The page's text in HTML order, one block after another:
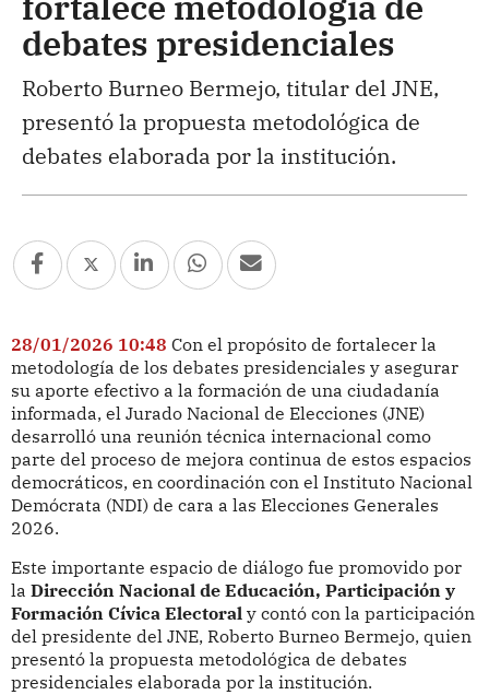
debates presidenciales
Roberto Burneo Bermejo, titular del JNE,
presentó la propuesta metodológica de
debates elaborada por la institución.
28/01/2026 10:48 Con el propósito de fortalecer la
metodología de los debates presidenciales y asegurar
su aporte efectivo a la formación de una ciudadanía
informada, el Jurado Nacional de Elecciones (JNE)
desarrolló una reunión técnica internacional como
parte del proceso de mejora continua de estos espacios
democráticos, en coordinación con el Instituto Nacional
Demócrata (NDI) de cara a las Elecciones Generales
2026.
Este importante espacio de diálogo fue promovido por
la Dirección Nacional de Educación, Participación y
Formación Cívica Electoraly contó con la participación
del presidente del JNE, Roberto Burneo Bermejo, quien
presentó la propuesta metodológica de debates
presidenciales elaborada por la institución.